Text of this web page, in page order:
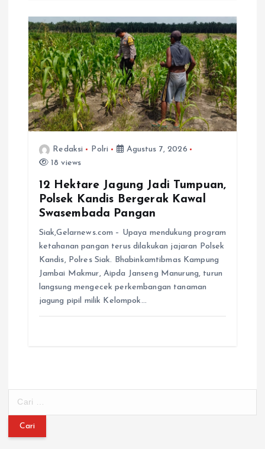
Redaksi Polri
Agustus 7, 2026
18 views
12 Hektare Jagung Jadi Tumpuan,
Polsek Kandis Bergerak Kawal
Swasembada Pangan
Siak,Gelarnews.com – Upaya mendukung program
ketahanan pangan terus dilakukan jajaran Polsek
Kandis, Polres Siak. Bhabinkamtibmas Kampung
Jambai Makmur, Aipda Janseng Manurung, turun
langsung mengecek perkembangan tanaman
jagung pipil milik Kelompok…
i